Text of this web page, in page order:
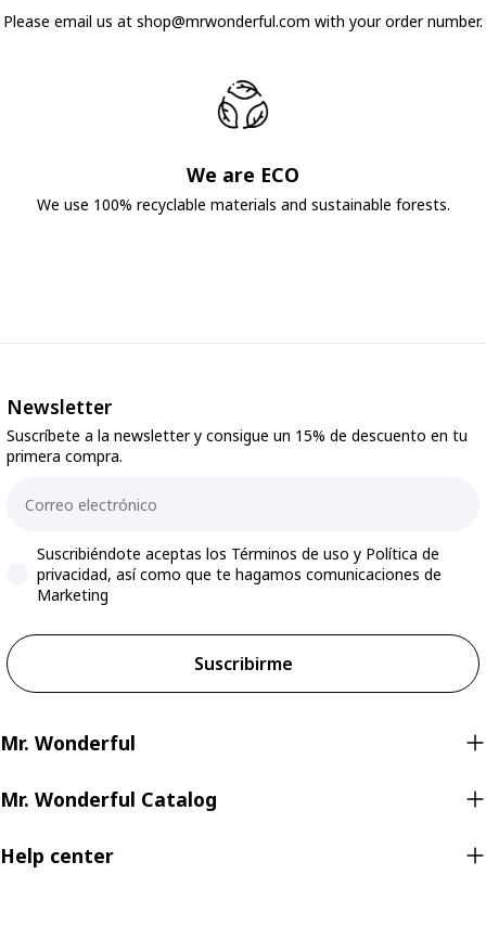
Please email us at shop@mrwonderful.com with your order number.
We are ECO
We use 100% recyclable materials and sustainable forests.
Newsletter
Suscríbete a la newsletter y consigue un 15% de descuento en tu
primera compra.
Accepts marketing
Suscribiéndote aceptas los Términos de uso y Política de
privacidad, así como que te hagamos comunicaciones de
Marketing
Suscribirme
Mr. Wonderful
Mr. Wonderful Catalog
Help center